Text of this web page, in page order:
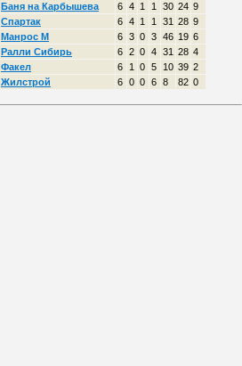
Баня на Карбышева 6 4 1 1 30 24 9
Спартак 6 4 1 1 31 28 9
Манрос М 6 3 0 3 46 19 6
Ралли Сибирь 6 2 0 4 31 28 4
Факел 6 1 0 5 10 39 2
Жилстрой 6 0 0 6 8 82 0